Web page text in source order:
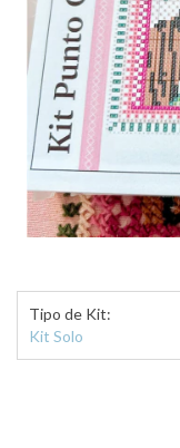
Tipo de Kit:
Kit Solo